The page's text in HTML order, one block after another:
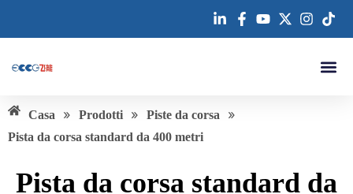
Casa » Prodotti » Piste da corsa »
Pista da corsa standard da 400 metri
Pista da corsa standard da